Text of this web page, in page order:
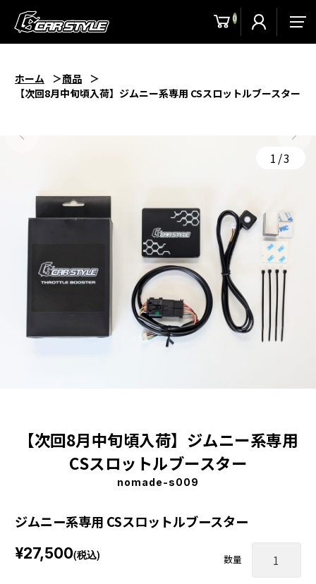
0
ホーム
商品
【次回8月中旬頃入荷】ジムニー系専用 CSスロットルブースター
1/3
【次回8月中旬頃入荷】ジムニー系専用
CSスロットルブースター
nomade-s009
ジムニー系専用 CSスロットルブースター
¥27,500(税込) 数量